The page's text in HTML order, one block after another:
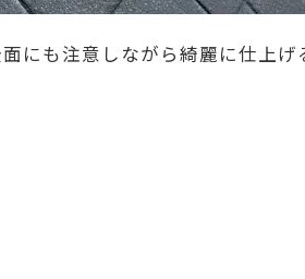
にも注意しながら綺麗に仕上げ